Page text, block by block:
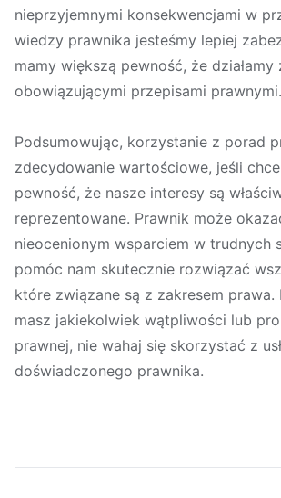
nieprzyjemnymi konsekwencjami w
wiedzy prawnika jesteśmy lepiej
mamy większą pewność, że działamy
obowiązującymi przepisami prawnymi.
Podsumowując, korzystanie z porad
zdecydowanie wartościowe, jeśli
pewność, że nasze interesy są
reprezentowane. Prawnik może
nieocenionym wsparciem w trudnych
pomóc nam skutecznie rozwiązać
które związane są z zakresem prawa.
masz jakiekolwiek wątpliwości lub
prawnej, nie wahaj się skorzystać z
doświadczonego prawnika.